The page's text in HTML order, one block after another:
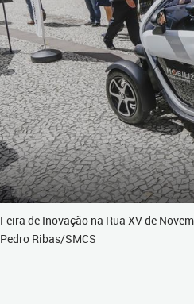
Feira de Inovação na Rua XV de
Pedro Ribas/SMCS